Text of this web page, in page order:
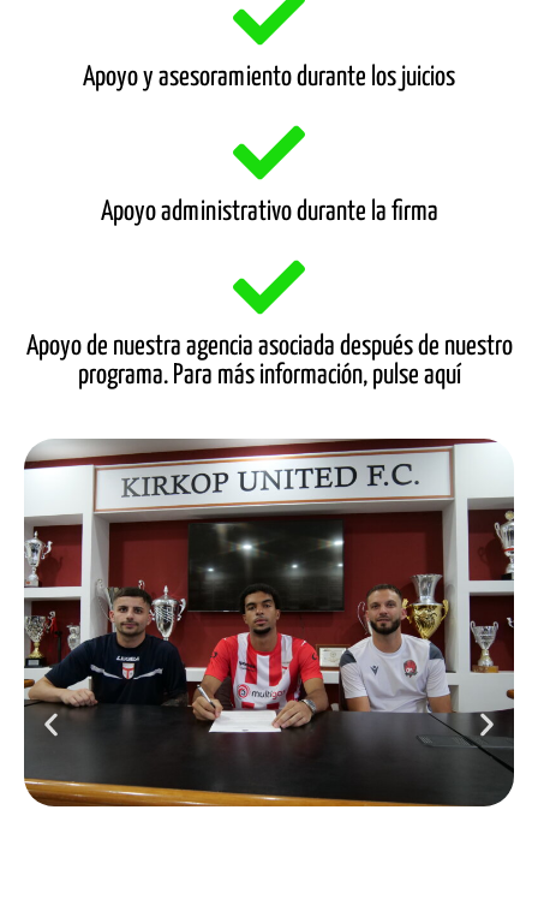
Apoyo y asesoramiento durante los juicios
Apoyo administrativo durante la firma
Apoyo de nuestra agencia asociada después de nuestro
programa. Para más información, pulse aquí